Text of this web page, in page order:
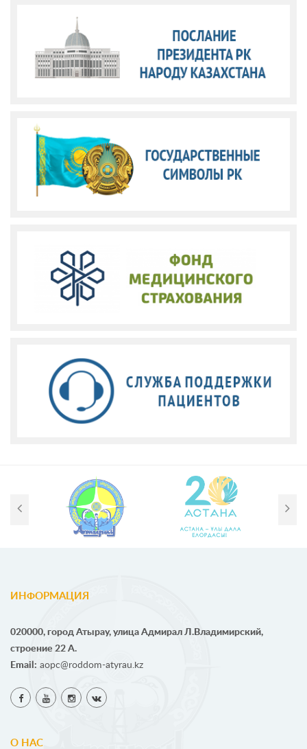
ИНФОРМАЦИЯ
020000, город Атырау, улица Адмирал Л.Владимирский,
строение 22 А.
Email: aopc@roddom-atyrau.kz
О НАС